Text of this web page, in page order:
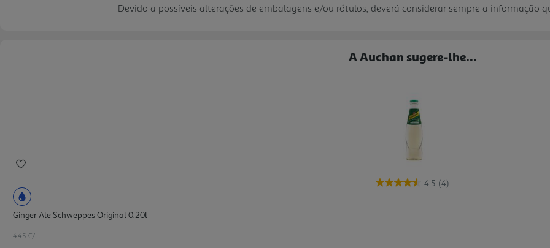
Devido a possíveis alterações de embalagens e/ou rótulos, deverá considerar sempre a informação
A Auchan sugere-lhe...
4.5 (4)
Ginger Ale Schweppes Original 0.20l
4.45 €/Lt